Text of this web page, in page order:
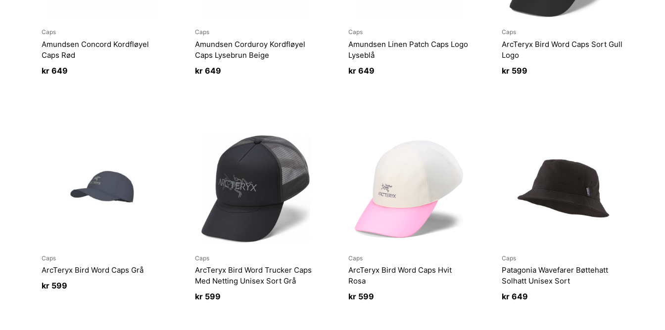
Caps
Amundsen Concord Kordfløyel
Caps Rød
kr 649
Caps
Amundsen Corduroy Kordfløyel
Caps Lysebrun Beige
kr649
Caps
Amundsen Linen Patch Caps Logo
Lyseblå
kr649
Caps
ArcTeryx Bird Word Caps Sort Gull
Logo
kr599
Caps
ArcTeryx Bird Word Caps Grå
kr 599
Caps
ArcTeryx Bird Word Trucker Caps
Med Netting Unisex Sort Grå
kr599
Caps
ArcTeryx Bird Word Caps Hvit
Rosa
kr599
Caps
Patagonia Wavefarer Bøttehatt
Solhatt Unisex Sort
kr649